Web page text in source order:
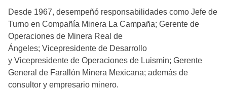
Desde 1967, desempeñó responsabilidades como Jefe de
Turno en Compañía Minera La Campaña; Gerente de
Operaciones de Minera Real de
Ángeles; Vicepresidente de Desarrollo
y Vicepresidente de Operaciones de Luismin; Gerente
General de Farallón Minera Mexicana; además de
consultor y empresario minero.